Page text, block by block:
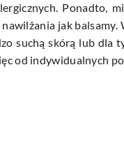
Ponadto,
jak
suchą skórą lub dla
od indywidualnych